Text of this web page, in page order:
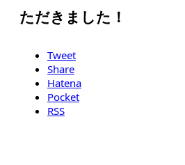
早速オーダーいただきました！
ただきました！
Tweet
Share
Hatena
Pocket
RSS